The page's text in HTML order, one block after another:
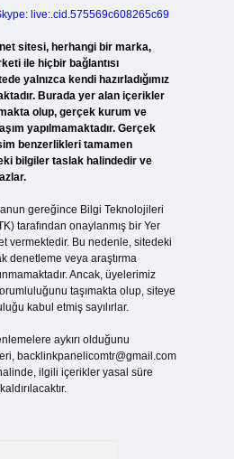
live:.cid.575569c608265c69
sitesi, herhangi bir marka,
ile hiçbir bağlantısı
yalnızca kendi hazırladığımız
Burada yer alan içerikler
olup, gerçek kurum ve
yapılmamaktadır. Gerçek
benzerlikleri tamamen
bilgiler taslak halindedir ve
gereğince Bilgi Teknolojileri
tarafından onaylanmış bir Yer
vermektedir. Bu nedenle, sitedeki
denetleme veya araştırma
Ancak, üyelerimiz
taşımakta olup, siteye
kabul etmiş sayılırlar.
aykırı olduğunu
backlinkpanelicomtr@gmail.com
ilgili içerikler yasal süre